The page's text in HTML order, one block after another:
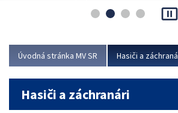
pause_presentation
Úvodná stránka MV SR Hasiči a
Hasiči a záchranári